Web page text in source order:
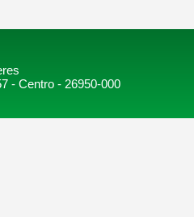
- Centro - 26950-000